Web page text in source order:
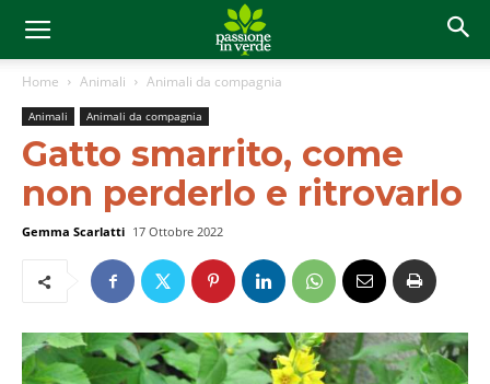
Home Animali Animali da compagnia
Animali Animali da compagnia
Gatto smarrito, come
non perderlo e ritrovarlo
Gemma Scarlatti 17 Ottobre 2022